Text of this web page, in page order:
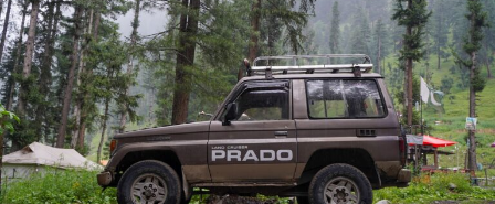
0
Günler
00
Hr
00
Min
00
SSK
Alışverişe Başla